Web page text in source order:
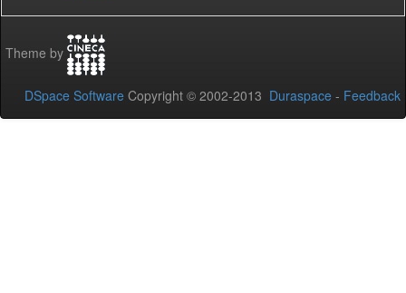
Theme by
DSpace Software Copyright © 2002-2013 Duraspace - Feedback